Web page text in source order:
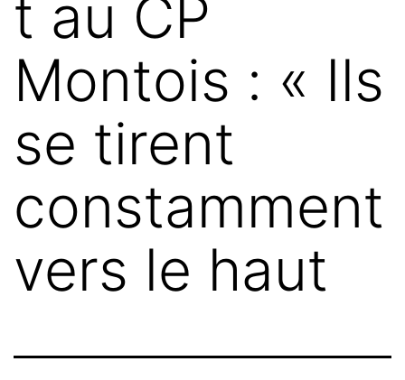
t au CP
Montois : « Ils
se tirent
constamment
vers le haut